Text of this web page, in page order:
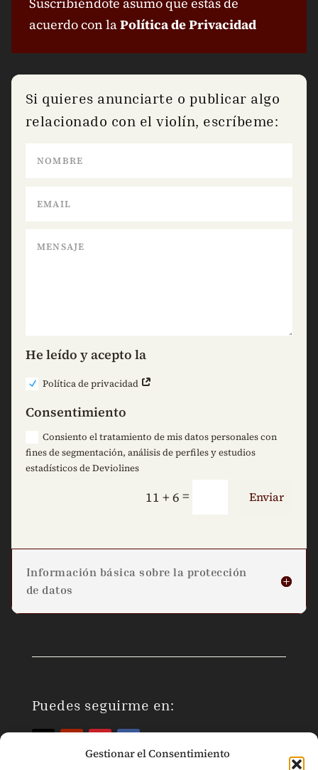
Gestionar el Consentimiento
acuerdo con laPolítica de Privacidad
Si quieres anunciarte o publicar algo
relacionado con el violín, escríbeme:
He leído y acepto la
Política de privacidad
Consentimiento
Consiento el tratamiento de mis datos personales con
fines de segmentación, análisis de perfiles y estudios
estadísticos de Deviolines
11 + 6 = Enviar
Información básica sobre la protección
de datos
Puedes seguirme en: